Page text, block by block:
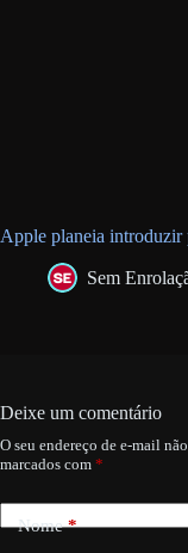
Apple planeia introduzir
Sem
Deixe um comentário
O seu endereço de e-mail
marcados com *
Nome*